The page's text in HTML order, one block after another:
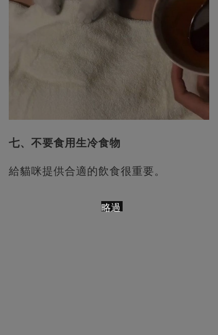
七、不要食用生冷食物
給貓咪提供合適的飲食很重要。
略過